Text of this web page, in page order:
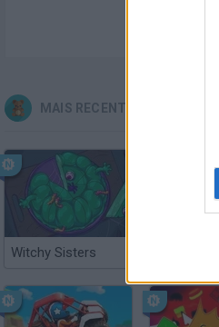
MAIS RECENTES JOGOS
Witchy Sisters